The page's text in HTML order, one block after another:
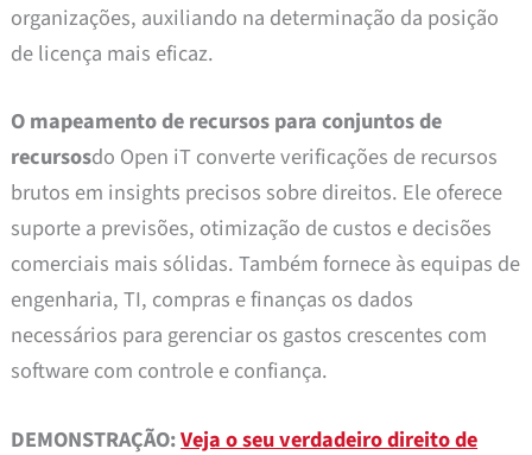
organizações, auxiliando na determinação da posição
de licença mais eficaz.
O mapeamento de recursos para conjuntos de
recursosdo Open iT converte verificações de recursos
brutos em insights precisos sobre direitos. Ele oferece
suporte a previsões, otimização de custos e decisões
comerciais mais sólidas. Também fornece às equipas de
engenharia, TI, compras e finanças os dados
necessários para gerenciar os gastos crescentes com
software com controle e confiança.
DEMONSTRAÇÃO:Veja o seu verdadeiro direito de